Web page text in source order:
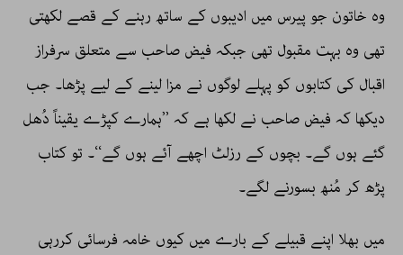
وہ خاتون جو پیرس میں ادیبوں کے ساتھ رہنے کے قصے لکھتی
تھی وہ بہت مقبول تھی جبکہ فیض صاحب سے متعلق سرفراز
اقبال کی کتابوں کو پہلے لوگوں نے مزا لینے کے لیے پڑھا۔ جب
دیکھا کہ فیض صاحب نے لکھا ہے کہ ’’ہمارے کپڑے یقیناً دُھل
گئے ہوں گے۔ بچوں کے رزلٹ اچھے آئے ہوں گے‘‘۔ تو کتاب
پڑھ کر مُنھ بسورنے لگے۔
میں بھلا اپنے قبیلے کے بارے میں کیوں خامہ فرسائی کررہی